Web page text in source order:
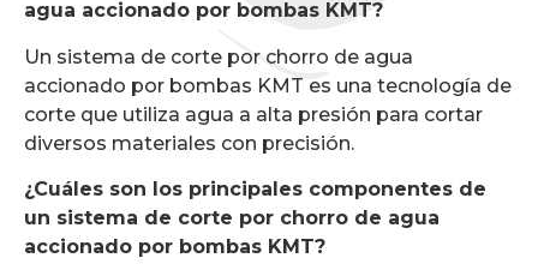
agua accionado por bombas KMT?
Un sistema de corte por chorro de agua
accionado por bombas KMT es una tecnología de
corte que utiliza agua a alta presión para cortar
diversos materiales con precisión.
¿Cuáles son los principales componentes de
un sistema de corte por chorro de agua
accionado por bombas KMT?